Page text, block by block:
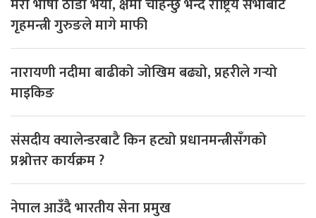
गृहमन्त्री गुरुङले मागे माफी
नारायणी नदीमा बाढीको जोखिम बढ्यो, प्रहरीले गर्‍यो
माइकिङ
संसदीय क्यालेन्डरबाटै किन हट्यो प्रधानमन्त्रीसँगको
प्रश्नोत्तर कार्यक्रम ?
नेपाल आउँदै भारतीय सेना प्रमुख